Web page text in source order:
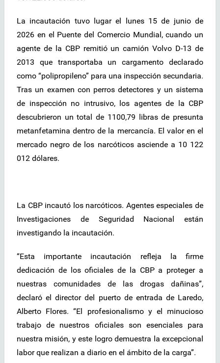
La incautación tuvo lugar el lunes 15 de junio de
2026 en el Puente del Comercio Mundial, cuando un
agente de la CBP remitió un camión Volvo D-13 de
2013 que transportaba un cargamento declarado
como “polipropileno” para una inspección secundaria.
Tras un examen con perros detectores y un sistema
de inspección no intrusivo, los agentes de la CBP
descubrieron un total de 1100,79 libras de presunta
metanfetamina dentro de la mercancía. El valor en el
mercado negro de los narcóticos asciende a 10 122
012 dólares.
La CBP incautó los narcóticos. Agentes especiales de
Investigaciones de Seguridad Nacional están
investigando la incautación.
“Esta importante incautación refleja la firme
dedicación de los oficiales de la CBP a proteger a
nuestras comunidades de las drogas dañinas”,
declaró el director del puerto de entrada de Laredo,
Alberto Flores. “El profesionalismo y el minucioso
trabajo de nuestros oficiales son esenciales para
nuestra misión, y este logro demuestra la excepcional
labor que realizan a diario en el ámbito de la carga”.